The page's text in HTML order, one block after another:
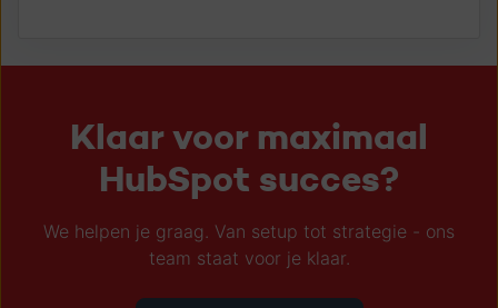
Klaar voor maximaal
HubSpot succes?
We helpen je graag. Van setup tot strategie - ons
team staat voor je klaar.